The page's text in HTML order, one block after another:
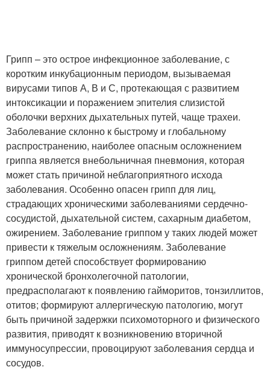
Грипп – это острое инфекционное заболевание, с
коротким инкубационным периодом, вызываемая
вирусами типов А, В и С, протекающая с развитием
интоксикации и поражением эпителия слизистой
оболочки верхних дыхательных путей, чаще трахеи.
Заболевание склонно к быстрому и глобальному
распространению, наиболее опасным осложнением
гриппа является внебольничная пневмония, которая
может стать причиной неблагоприятного исхода
заболевания. Особенно опасен грипп для лиц,
страдающих хроническими заболеваниями сердечно-
сосудистой, дыхательной систем, сахарным диабетом,
ожирением. Заболевание гриппом у таких людей может
привести к тяжелым осложнениям. Заболевание
гриппом детей способствует формированию
хронической бронхолегочной патологии,
предрасполагают к появлению гайморитов, тонзиллитов,
отитов; формируют аллергическую патологию, могут
быть причиной задержки психомоторного и физического
развития, приводят к возникновению вторичной
иммуносупрессии, провоцируют заболевания сердца и
сосудов.